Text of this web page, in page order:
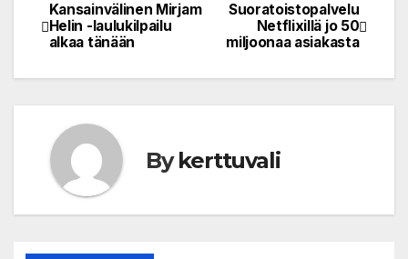
Post
navigation
Suoratoistopalvelu
Netflixillä jo 50
miljoonaa asiakasta
Kansainvälinen Mirjam
Helin -laulukilpailu
alkaa tänään
Bykerttuvali